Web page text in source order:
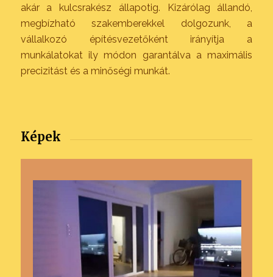
akár a kulcsrakész állapotig. Kizárólag állandó,
megbízható szakemberekkel dolgozunk, a
vállalkozó építésvezetőként irányítja a
munkálatokat ily módon garantálva a maximális
precizitást és a minőségi munkát.
Képek